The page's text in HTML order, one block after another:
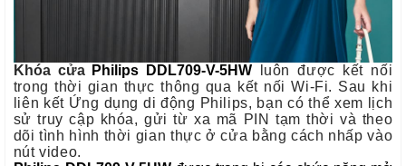
Khóa cửa Philips DDL709-V-5HW
luôn được kết nối
trong thời gian thực thông qua kết nối Wi-Fi. Sau khi
liên kết Ứng dụng di động Philips, bạn có thể xem lịch
sử truy cập khóa, gửi từ xa mã PIN tạm thời và theo
dõi tình hình thời gian thực ở cửa bằng cách nhấp vào
nút video.